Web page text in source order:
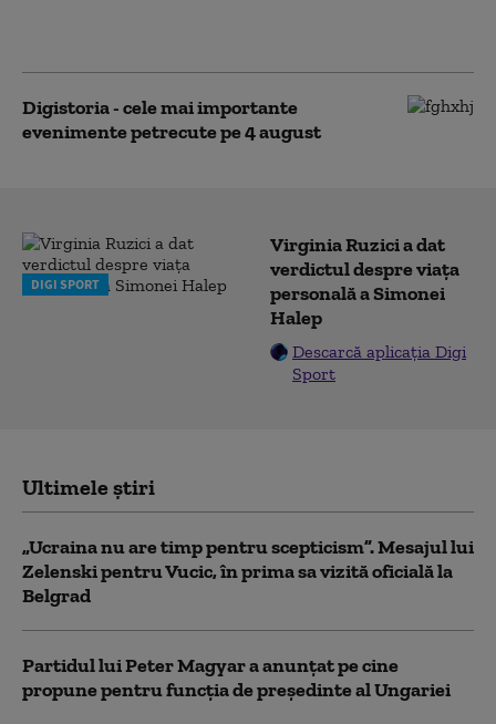
Digistoria - cele mai importante
evenimente petrecute pe 4 august
DIGI SPORT
Virginia Ruzici a dat
verdictul despre viața
personală a Simonei
Halep
Descarcă aplicația Digi
Sport
Ultimele știri
„Ucraina nu are timp pentru scepticism”. Mesajul lui
Zelenski pentru Vucic, în prima sa vizită oficială la
Belgrad
Partidul lui Peter Magyar a anunțat pe cine
propune pentru funcția de președinte al Ungariei